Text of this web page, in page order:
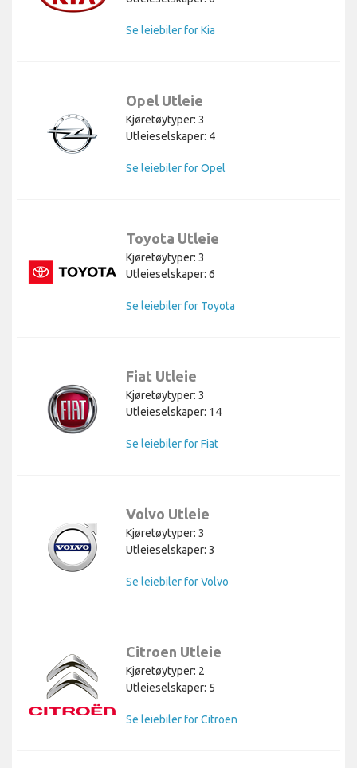
Se leiebiler for Kia
Opel Utleie
Kjøretøytyper: 3
Utleieselskaper: 4
Se leiebiler for Opel
Toyota Utleie
Kjøretøytyper: 3
Utleieselskaper: 6
Se leiebiler for Toyota
Fiat Utleie
Kjøretøytyper: 3
Utleieselskaper: 14
Se leiebiler for Fiat
Volvo Utleie
Kjøretøytyper: 3
Utleieselskaper: 3
Se leiebiler for Volvo
Citroen Utleie
Kjøretøytyper: 2
Utleieselskaper: 5
Se leiebiler for Citroen